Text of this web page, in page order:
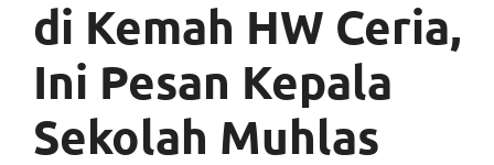
di Kemah HW Ceria,
Ini Pesan Kepala
Sekolah Muhlas